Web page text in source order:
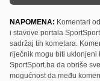
NAPOMENA: Komentari
i stavove portala
sadržaj tih kometara.
riječnik mogu biti uklonjeni
SportSport.ba da obriše
mogućnost da među